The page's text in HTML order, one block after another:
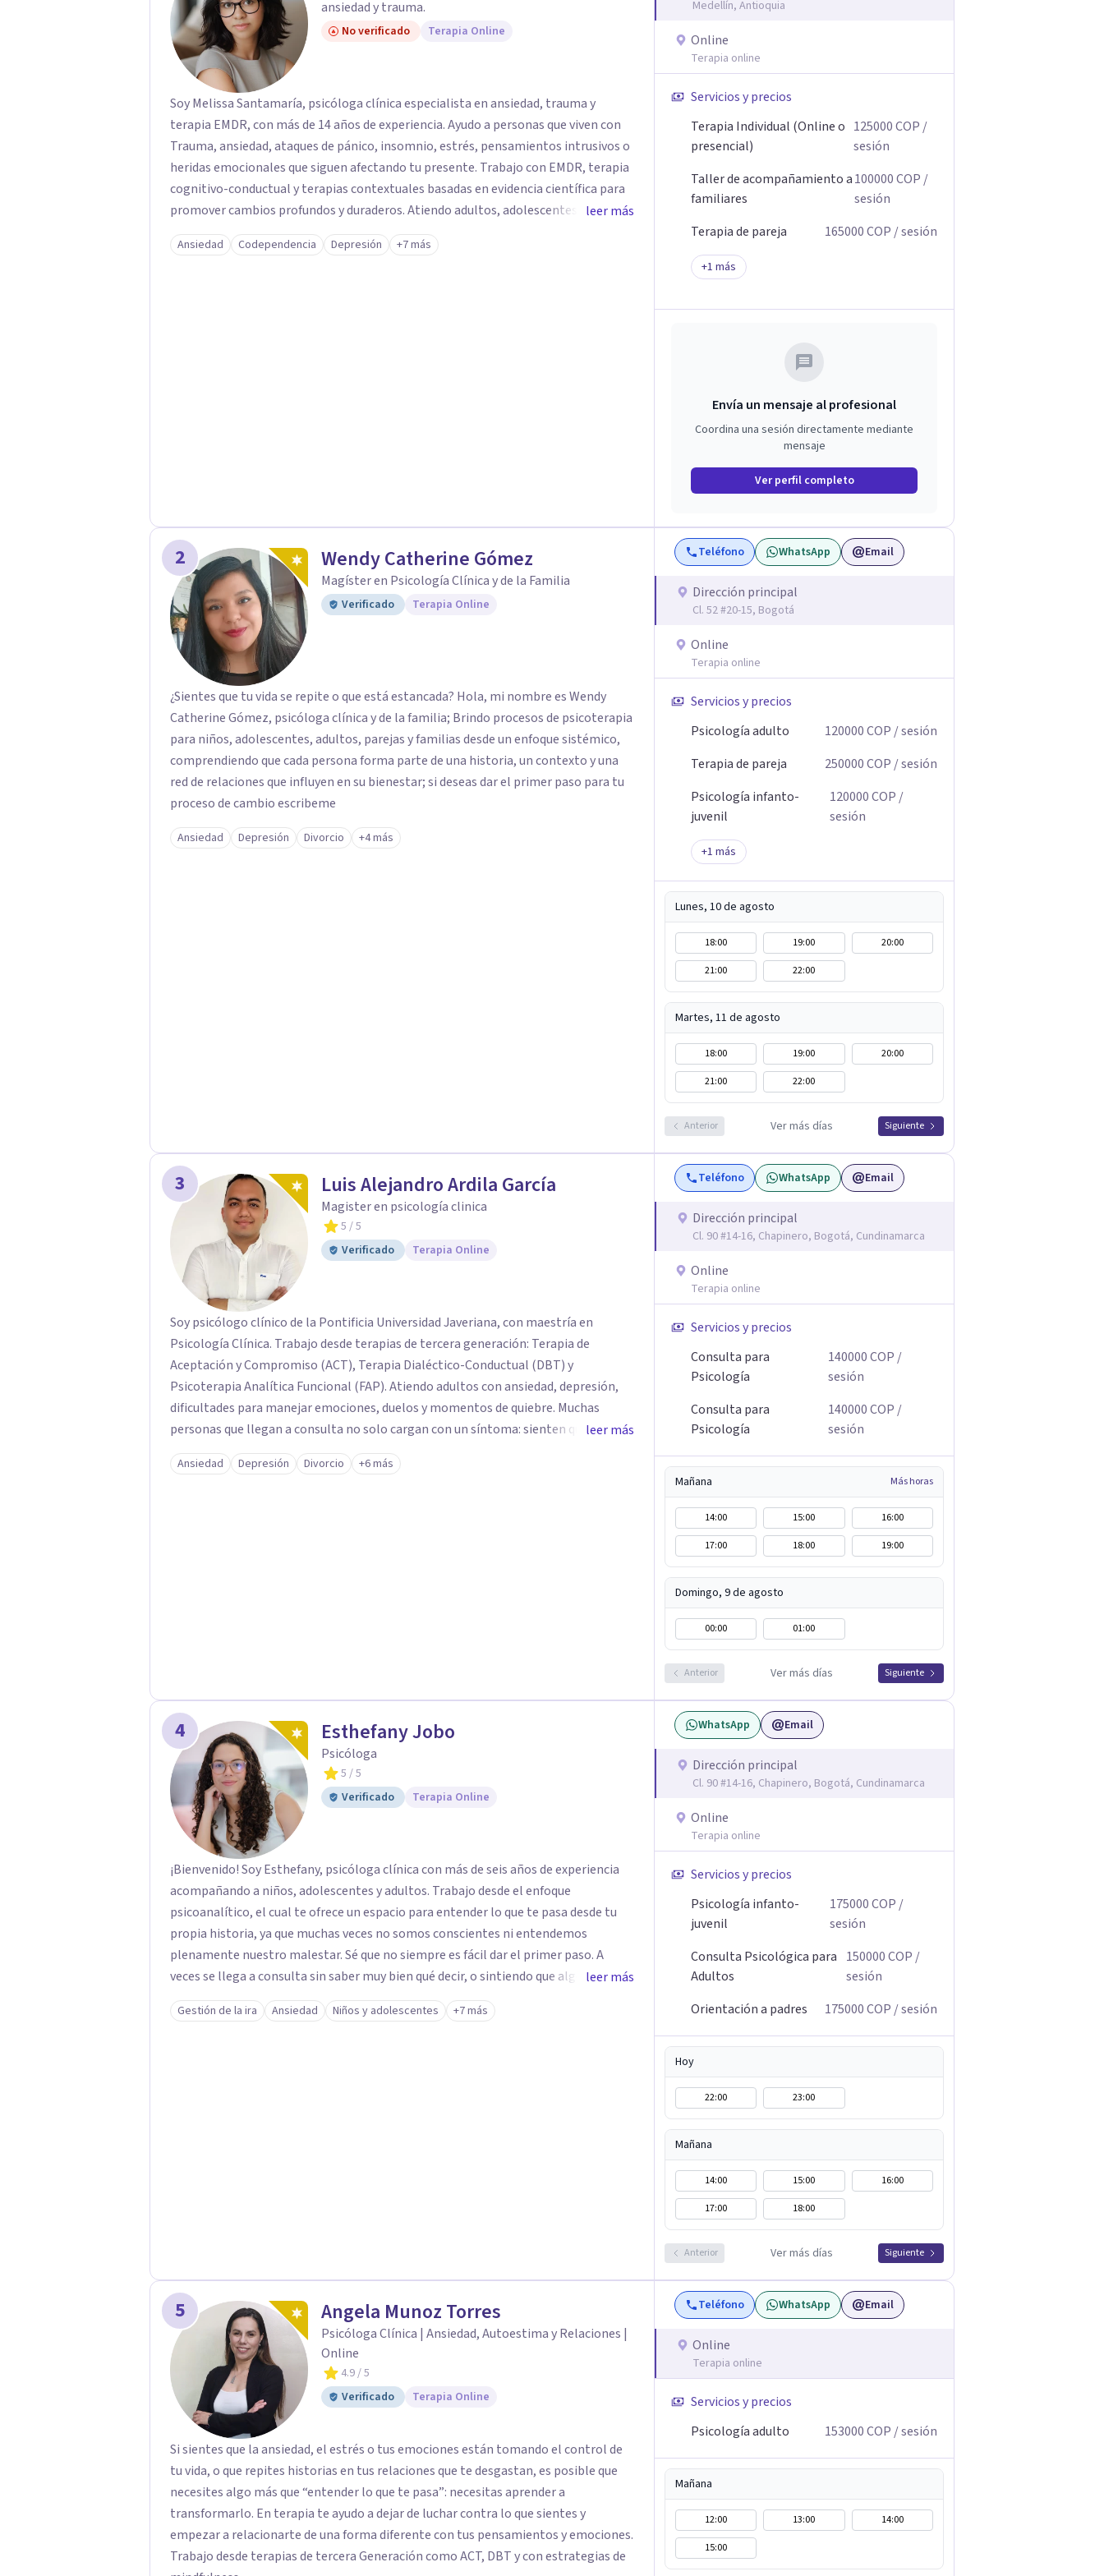
ansiedad y trauma.
No verificado Terapia Online
Soy Melissa Santamaría, psicóloga clínica especialista en ansiedad, trauma y
terapia EMDR, con más de 14 años de experiencia. Ayudo a personas que viven con
Trauma, ansiedad, ataques de pánico, insomnio, estrés, pensamientos intrusivos o
heridas emocionales que siguen afectando tu presente. Trabajo con EMDR, terapia
cognitivo-conductual y terapias contextuales basadas en evidencia científica para
promover cambios profundos y duraderos. Atiendo adultos, adolescentes, parejas y
familias de forma presencial en Medellín y online, en un espacio seguro, cercano y
profesional.
leer más
Ansiedad Codependencia Depresión +7 más
Medellín, Antioquia
Online
Terapia online
Servicios y precios
Terapia Individual (Online o
presencial)
125000COP /
sesión
Taller de acompañamiento a
familiares
100000COP /
sesión
Terapia de pareja
165000COP / sesión
+1 más
Envía un mensaje al profesional
Coordina una sesión directamente mediante
mensaje
Ver perfil completo
2 Wendy Catherine Gómez
Magíster en Psicología Clínica y de la Familia
Verificado Terapia Online
¿Sientes que tu vida se repite o que está estancada? Hola, mi nombre es Wendy
Catherine Gómez, psicóloga clínica y de la familia; Brindo procesos de psicoterapia
para niños, adolescentes, adultos, parejas y familias desde un enfoque sistémico,
comprendiendo que cada persona forma parte de una historia, un contexto y una
red de relaciones que influyen en su bienestar; si deseas dar el primer paso para tu
proceso de cambio escribeme
Ansiedad Depresión Divorcio +4 más
Teléfono WhatsApp Email
Dirección principal
Cl. 52 #20-15, Bogotá
Online
Terapia online
Servicios y precios
Psicología adulto
120000COP / sesión
Terapia de pareja
250000COP / sesión
Psicología infanto-
juvenil
120000COP /
sesión
+1 más
Lunes, 10 de agosto
18:00 19:00
20:00
21:00
22:00
Martes, 11 de agosto
18:00 19:00
20:00
21:00
22:00
Anterior Ver más días Siguiente
3 Luis Alejandro Ardila García
Magister en psicología clinica
5 / 5
Verificado
Terapia Online
Soy psicólogo clínico de la Pontificia Universidad Javeriana, con maestría en
Psicología Clínica. Trabajo desde terapias de tercera generación: Terapia de
Aceptación y Compromiso (ACT), Terapia Dialéctico-Conductual (DBT) y
Psicoterapia Analítica Funcional (FAP). Atiendo adultos con ansiedad, depresión,
dificultades para manejar emociones, duelos y momentos de quiebre. Muchas
personas que llegan a consulta no solo cargan con un síntoma: sienten que sus
propias reacciones emocionales les complican más la vida. Desde ahí trabajamos.
No busco eliminar el malestar a la fuerza. Prefiero entender qué lo sostiene y
leer más
Ansiedad Depresión Divorcio +6 más
Teléfono WhatsApp Email
Dirección principal
Cl. 90 #14-16, Chapinero, Bogotá, Cundinamarca
Online
Terapia online
Servicios y precios
Consulta para
Psicología
140000COP /
sesión
Consulta para
Psicología
140000COP /
sesión
Mañana Más horas
14:00 15:00
16:00
17:00
18:00 19:00
Domingo, 9 de agosto
00:00 01:00
Anterior Ver más días Siguiente
4 Esthefany Jobo
Psicóloga
5 / 5
Verificado
Terapia Online
¡Bienvenido! Soy Esthefany, psicóloga clínica con más de seis años de experiencia
acompañando a niños, adolescentes y adultos. Trabajo desde el enfoque
psicoanalítico, el cual te ofrece un espacio para entender lo que te pasa desde tu
propia historia, ya que muchas veces no somos conscientes ni entendemos
plenamente nuestro malestar. Sé que no siempre es fácil dar el primer paso. A
veces se llega a consulta sin saber muy bien qué decir, o sintiendo que algo no anda
bien pero sin poder nombrarlo. Mi intención es acompañarte en ese proceso, sin
juicios y a tu propio ritmo, para que lo que hoy te pesa pueda pensarse y
leer más
Gestión de la ira Ansiedad Niños y adolescentes +7 más
WhatsApp Email
Dirección principal
Cl. 90 #14-16, Chapinero, Bogotá, Cundinamarca
Online
Terapia online
Servicios y precios
Psicología infanto-
juvenil
175000COP /
sesión
Consulta Psicológica para
Adultos
150000COP /
sesión
Orientación a padres
175000COP / sesión
Hoy
22:00 23:00
Mañana
14:00 15:00
16:00
17:00
18:00
Anterior Ver más días Siguiente
5 Angela Munoz Torres
Psicóloga Clínica | Ansiedad, Autoestima y Relaciones |
Online
4.9/ 5
Verificado
Terapia Online
Si sientes que la ansiedad, el estrés o tus emociones están tomando el control de
tu vida, o que repites historias en tus relaciones que te desgastan, es posible que
necesites algo más que “entender lo que te pasa”: necesitas aprender a
transformarlo. En terapia te ayudo a dejar de luchar contra lo que sientes y
empezar a relacionarte de una forma diferente con tus pensamientos y emociones.
Trabajo desde terapias de tercera Generación como ACT, DBT y con estrategias de
Teléfono WhatsApp Email
Online
Terapia online
Servicios y precios
Psicología adulto
153000COP / sesión
Mañana
12:00 13:00
14:00
15:00